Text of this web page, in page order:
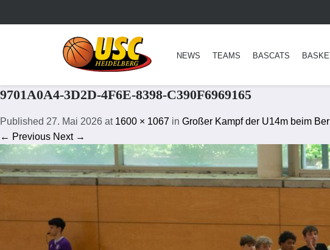
NEWS TEAMS BASCATS
9701A0A4-3D2D-4F6E-8398-C390F6969165
Published 27. Mai 2026 at 1600 × 1067 in Großer Kampf der U14m beim
← Previous Next →